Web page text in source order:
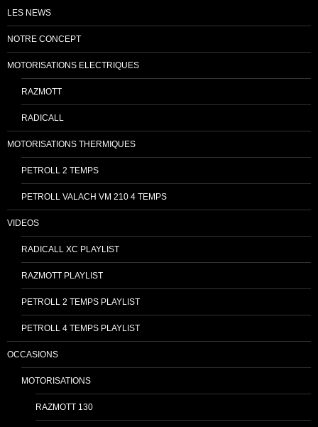
LES NEWS
NOTRE CONCEPT
MOTORISATIONS ELECTRIQUES
RAZMOTT
RADICALL
MOTORISATIONS THERMIQUES
PETROLL 2 TEMPS
PETROLL VALACH VM 210 4 TEMPS
VIDEOS
RADICALL XC PLAYLIST
RAZMOTT PLAYLIST
PETROLL 2 TEMPS PLAYLIST
PETROLL 4 TEMPS PLAYLIST
OCCASIONS
MOTORISATIONS
RAZMOTT 130